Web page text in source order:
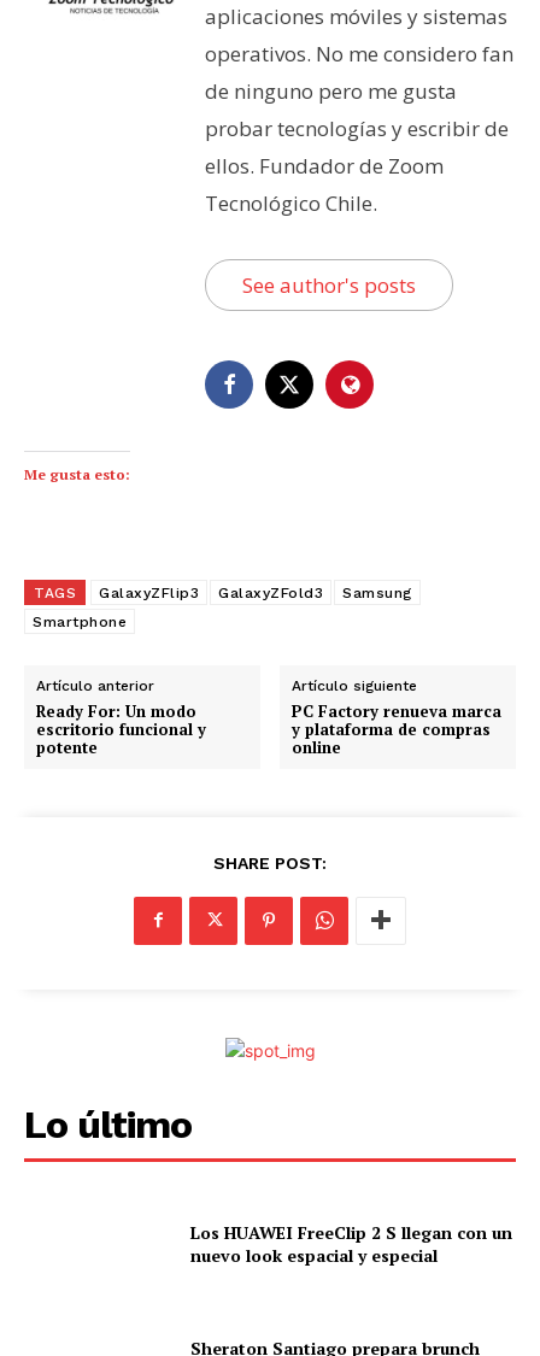
aplicaciones móviles y sistemas
operativos. No me considero fan
de ninguno pero me gusta
probar tecnologías y escribir de
ellos. Fundador de Zoom
Tecnológico Chile.
See author's posts
Me gusta esto:
TAGS GalaxyZFlip3 GalaxyZFold3
Samsung
Smartphone
Artículo anterior
Ready For: Un modo
escritorio funcional y
potente
Artículo siguiente
PC Factory renueva marca
y plataforma de compras
online
SHARE POST:
Lo último
Los HUAWEI FreeClip 2 S llegan con un
nuevo look espacial y especial
Sheraton Santiago prepara brunch